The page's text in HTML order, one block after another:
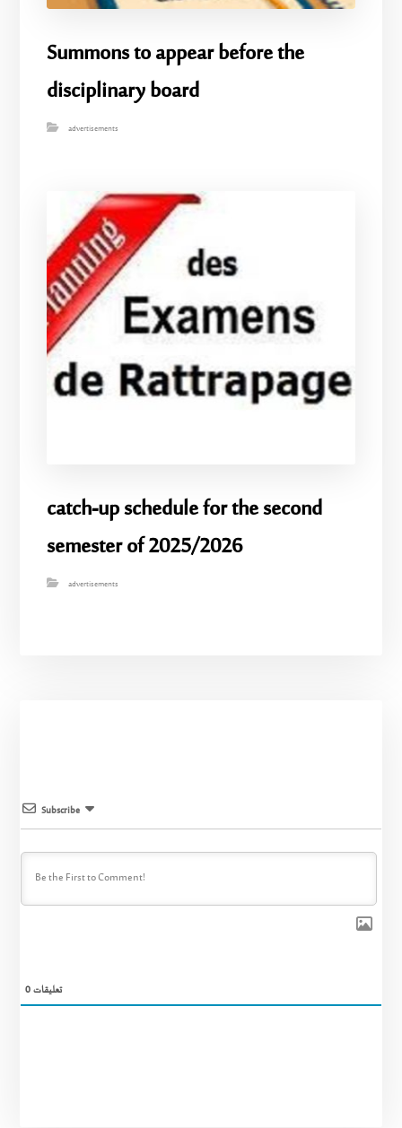
Summons to appear before the
disciplinary board
advertisements
catch-up schedule for the second
semester of 2025/2026
advertisements
Subscribe
0تعليقات